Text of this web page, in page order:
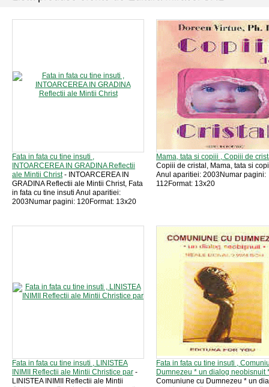
Fata in fata cu tine insuti ,
INTOARCEREA IN GRADINA Reflectii
ale Mintii Christ- INTOARCEREA IN
GRADINA Reflectii ale Mintii Christ, Fata
in fata cu tine insuti Anul aparitiei:
2003Numar pagini: 120Format: 13x20
Mama, tata si copiii , Copiii de
Copiii de cristal, Mama, tata si
Anul aparitiei: 2003Numar pagini:
112Format: 13x20
Fata in fata cu tine insuti , LINISTEA
INIMII Reflectii ale Mintii Christice par -
LINISTEA INIMII Reflectii ale Mintii
Fata in fata cu tine insuti ,
Dumnezeu * un dialog neobisnuit
Comuniune cu Dumnezeu * un